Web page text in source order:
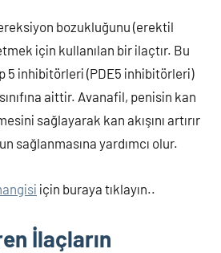
bozukluğunu (erektil
için kullanılan bir ilaçtır. Bu
5 inhibitörleri (PDE5 inhibitörleri)
aittir. Avanafil, penisin kan
sağlayarak kan akışını artırır
sağlanmasına yardımcı olur.
için buraya tıklayın..
İlaçların